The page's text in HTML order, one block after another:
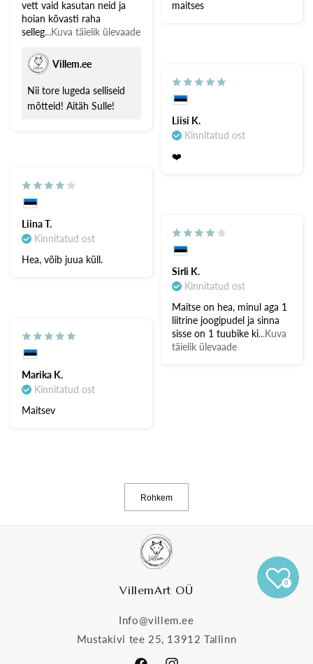
vett vaid kasutan neid ja
hoian kõvasti raha
selleg...Kuva täielik ülevaade
Villem.ee
Nii tore lugeda selliseid
mõtteid! Aitäh Sulle!
maitses
Liisi K.
Kinnitatud ost
❤️
Liina T.
Kinnitatud ost
Hea, võib juua küll.
Sirli K.
Kinnitatud ost
Maitse on hea, minul aga 1
liitrine joogipudel ja sinna
sisse on 1 tuubike ki...Kuva
täielik ülevaade
Marika K.
Kinnitatud ost
Maitsev
Rohkem
VillemArt OÜ
Info@villem.ee
Mustakivi tee 25, 13912 Tallinn
0